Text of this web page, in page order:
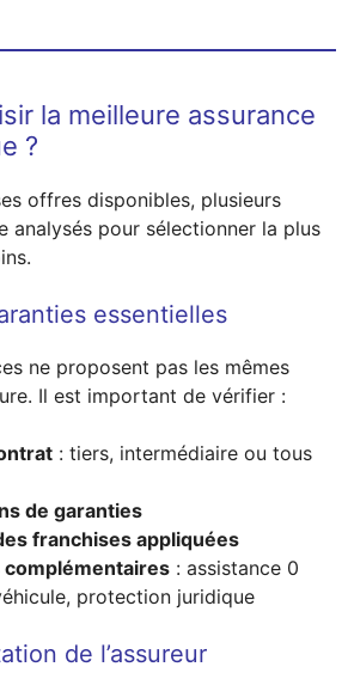
la meilleure assurance
?
offres disponibles, plusieurs
analysés pour sélectionner la plus
essentielles
ne proposent pas les mêmes
Il est important de vérifier :
: tiers, intermédiaire ou tous
de garanties
franchises appliquées
complémentaires : assistance 0
protection juridique
de l’assureur